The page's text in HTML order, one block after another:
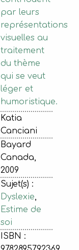
par leurs
représentations
visuelles au
traitement
du thème
qui se veut
léger et
humoristique.
Katia
Canciani
Bayard
Canada,
2009
Sujet(s) :
Dyslexie,
Estime de
soi
ISBN :